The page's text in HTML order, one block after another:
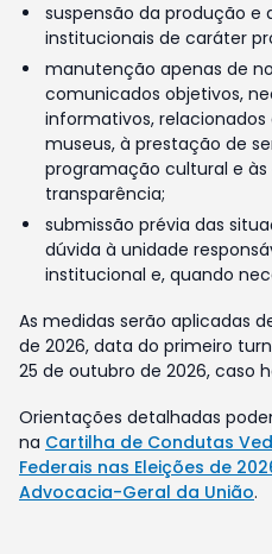
suspensão da produção
institucionais de caráter
manutenção apenas de
comunicados objetivos,
informativos,
museus, à prestação de
programação cultural e às
transparência;
submissão prévia das
dúvida à unidade
institucional e, quando
As medidas serão aplicadas
de 2026, data do primeiro
25 de outubro de 2026, caso
Orientações detalhadas
na Cartilha de Condutas
Federais nas Eleições de
Advocacia-Geral da União.